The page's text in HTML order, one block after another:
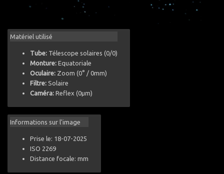
Matériel utilisé
Tube: Télescope solaires (0/0)
Monture: Equatoriale
Oculaire: Zoom (0° / 0mm)
Filtre: Solaire
Caméra: Reflex (0µm)
Informations sur l'image
Prise le: 18-07-2025
ISO 2269
Distance focale: mm